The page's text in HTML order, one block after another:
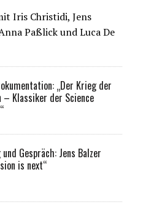
Iris Christidi, Jens
Paßlick und Luca De
„Der Krieg der
– Klassiker der Science
und Gespräch: Jens Balzer
is next“